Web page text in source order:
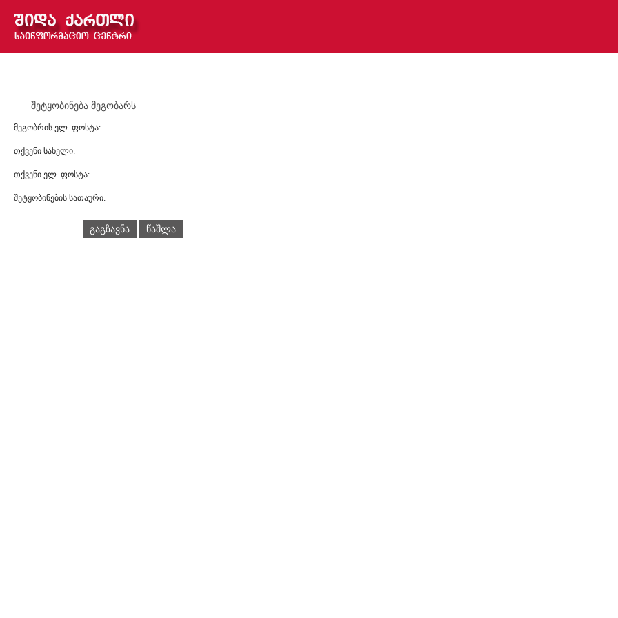
შეტყობინება მეგობარს
მეგობრის ელ. ფოსტა:
თქვენი სახელი:
თქვენი ელ. ფოსტა:
შეტყობინების სათაური:
გაგზავნა წაშლა